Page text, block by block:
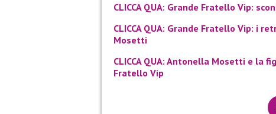
CLICCA QUA: Grande Fratello Vip:
CLICCA QUA: Grande Fratello Vip: i
Mosetti
CLICCA QUA: Antonella Mosetti e la
Fratello Vip